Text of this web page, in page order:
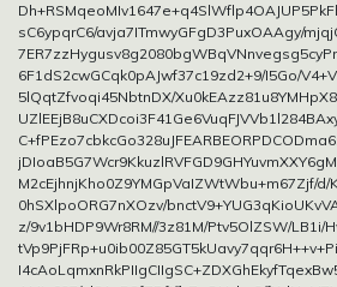
sC6ypqrC6/avja7ITmwyGFgD3PuxOAAgy/
6F1dS2cwGCqk0pAJwf37c19zd2+9/I5Go/
5lQqtZfvoqi45NbtnDX/
M2cEjhnjKho0Z9YMGpVaIZWtWbu+m67Zjf/d/
0hSXlpoORG7nXOzv/
z/9v1bHDP9Wr8RM//3z81M/Ptv5OlZSW/